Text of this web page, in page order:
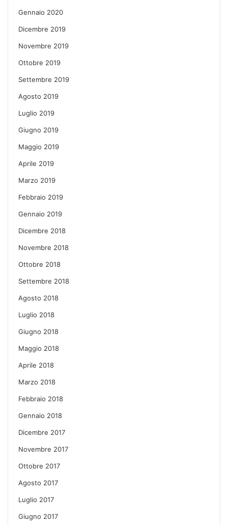
Gennaio 2020
Dicembre 2019
Novembre 2019
Ottobre 2019
Settembre 2019
Agosto 2019
Luglio 2019
Giugno 2019
Maggio 2019
Aprile 2019
Marzo 2019
Febbraio 2019
Gennaio 2019
Dicembre 2018
Novembre 2018
Ottobre 2018
Settembre 2018
Agosto 2018
Luglio 2018
Giugno 2018
Maggio 2018
Aprile 2018
Marzo 2018
Febbraio 2018
Gennaio 2018
Dicembre 2017
Novembre 2017
Ottobre 2017
Agosto 2017
Luglio 2017
Giugno 2017